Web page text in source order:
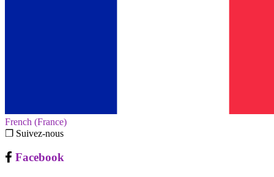
French (France)‎
❐ Suivez-nous
Facebook